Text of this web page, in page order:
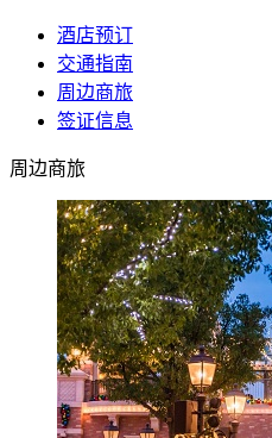
酒店预订
交通指南
周边商旅
签证信息
周边商旅